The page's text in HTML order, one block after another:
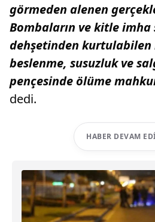
görmeden alenen
Bombaların ve kitle imha
dehşetinden kurtulabilen
beslenme, susuzluk ve
pençesinde ölüme
dedi.
HABER DEVAM